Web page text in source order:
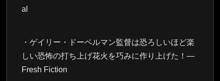
al
・ゲイリー・ドーベルマン監督は恐ろしいほど楽
しい恐怖の打ち上げ花火を巧みに作り上げた！―
Fresh Fiction